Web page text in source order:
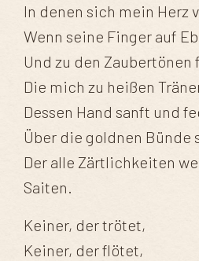
In denen sich mein Herz
Wenn seine Finger auf
Und zu den Zaubertönen
Die mich zu heißen
Dessen Hand sanft und
Über die goldnen Bünde
Der alle Zärtlichkeiten
Saiten.
Keiner, der trötet,
Keiner, der flötet,